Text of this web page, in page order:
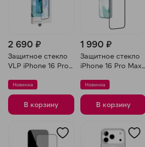
2 690 ₽
Защитное стекло
VLP iPhone 16 Pro
Новинка
В корзину
1 990 ₽
Защитное стекло
iPhone 16 Pro Max
Новинка
В корзину